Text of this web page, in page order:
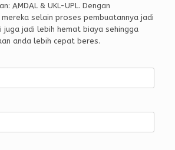
AMDAL & UKL-UPL. Dengan
mereka selain proses pembuatannya jadi
jadi lebih hemat biaya sehingga
anda lebih cepat beres.